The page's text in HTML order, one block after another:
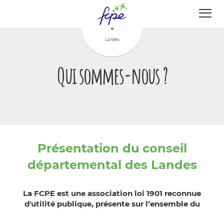
Landes
Qui sommes-nous ?
Présentation du conseil
départemental des Landes
La FCPE est une association loi 1901 reconnue
d'utilité publique, présente sur l’ensemble du